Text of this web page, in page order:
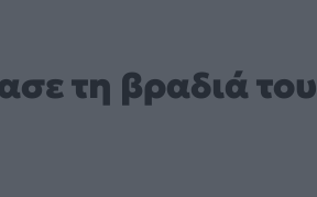
τη βραδιά του